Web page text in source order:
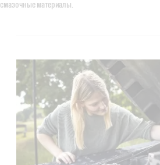
смазочные материалы.